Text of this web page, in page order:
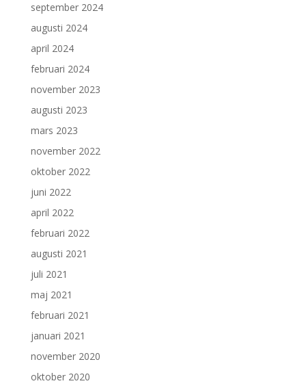
september 2024
augusti 2024
april 2024
februari 2024
november 2023
augusti 2023
mars 2023
november 2022
oktober 2022
juni 2022
april 2022
februari 2022
augusti 2021
juli 2021
maj 2021
februari 2021
januari 2021
november 2020
oktober 2020